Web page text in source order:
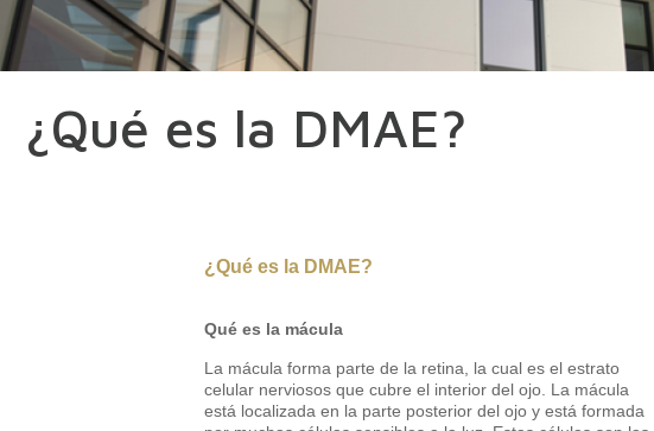
¿Qué es la DMAE?
¿Qué es la DMAE?
Qué es la mácula
La mácula forma parte de la retina, la cual es el estrato
celular nerviosos que cubre el interior del ojo. La mácula
está localizada en la parte posterior del ojo y está formada